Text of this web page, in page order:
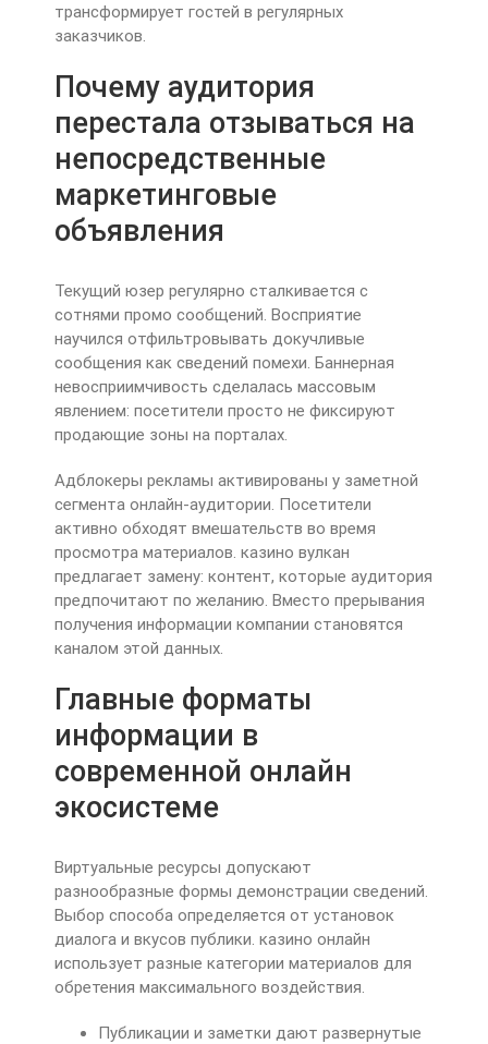
трансформирует гостей в регулярных
заказчиков.
Почему аудитория
перестала отзываться на
непосредственные
маркетинговые
объявления
Текущий юзер регулярно сталкивается с
сотнями промо сообщений. Восприятие
научился отфильтровывать докучливые
сообщения как сведений помехи. Баннерная
невосприимчивость сделалась массовым
явлением: посетители просто не фиксируют
продающие зоны на порталах.
Адблокеры рекламы активированы у заметной
сегмента онлайн-аудитории. Посетители
активно обходят вмешательств во время
просмотра материалов. казино вулкан
предлагает замену: контент, которые аудитория
предпочитают по желанию. Вместо прерывания
получения информации компании становятся
каналом этой данных.
Главные форматы
информации в
современной онлайн
экосистеме
Виртуальные ресурсы допускают
разнообразные формы демонстрации сведений.
Выбор способа определяется от установок
диалога и вкусов публики. казино онлайн
использует разные категории материалов для
обретения максимального воздействия.
Публикации и заметки дают развернутые